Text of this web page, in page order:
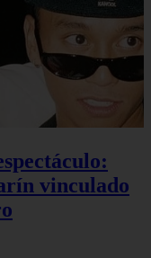
vinculado